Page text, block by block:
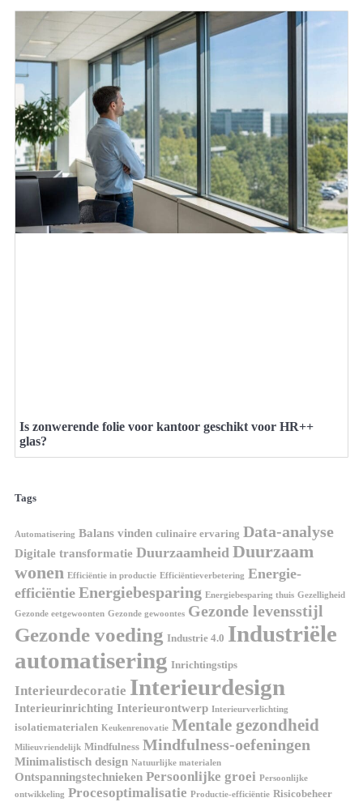
Is zonwerende folie voor kantoor geschikt voor HR++
glas?
Tags
Automatisering Balans vinden culinaire ervaring Data-analyse
Digitale transformatie Duurzaamheid Duurzaam
wonen Efficiëntie in productie Efficiëntieverbetering Energie-
efficiëntie Energiebesparing Energiebesparing thuis Gezelligheid
Gezonde eetgewoonten Gezonde gewoontes Gezonde levensstijl
Gezonde voeding Industrie 4.0 Industriële
automatisering Inrichtingstips
Interieurdecoratie Interieurdesign
Interieurinrichting Interieurontwerp Interieurverlichting
isolatiematerialen Keukenrenovatie Mentale gezondheid
Milieuvriendelijk Mindfulness Mindfulness-oefeningen
Minimalistisch design Natuurlijke materialen
Ontspanningstechnieken Persoonlijke groei Persoonlijke
ontwikkeling Procesoptimalisatie Productie-efficiëntie Risicobeheer